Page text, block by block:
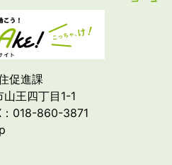
促進課
王四丁目1-1
018-860-3871